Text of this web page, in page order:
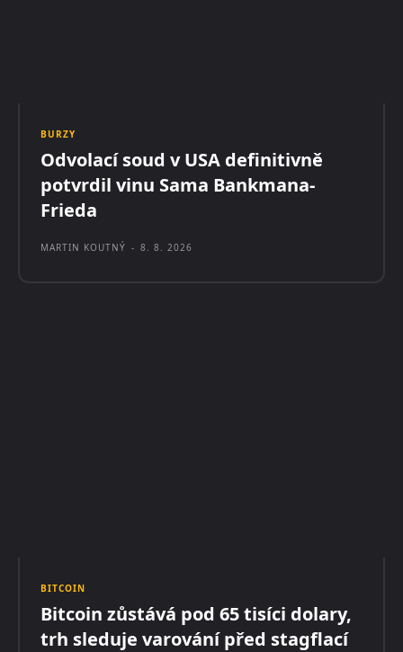
BURZY
Odvolací soud v USA definitivně
potvrdil vinu Sama Bankmana-
Frieda
MARTIN KOUTNÝ - 8. 8. 2026
BITCOIN
Bitcoin zůstává pod 65 tisíci dolary,
trh sleduje varování před stagflací